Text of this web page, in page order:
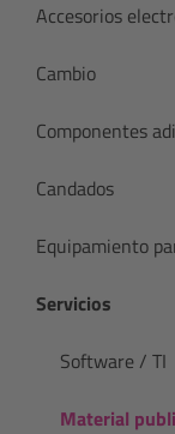
Accesorios
Cambio
Componentes
Candados
Equipamiento
Servicios
Software / TI
Material